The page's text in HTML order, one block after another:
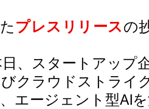
プレスリリースの
日、スタートアップ
クラウドストライ
エージェント型AI